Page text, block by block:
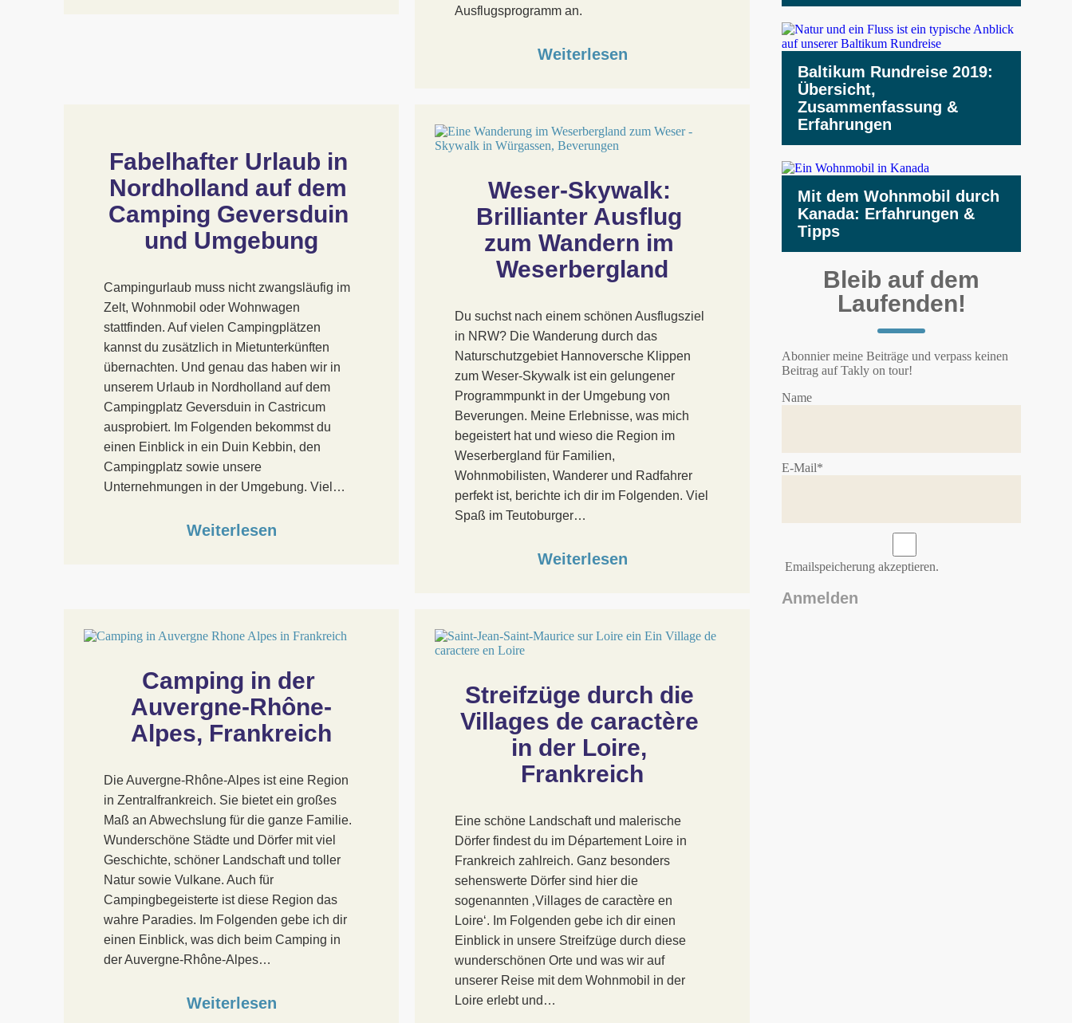
Ausflugsprogramm an.
Weiterlesen
Fabelhafter Urlaub in
Nordholland auf dem
Camping Geversduin
und Umgebung
Campingurlaub muss nicht zwangsläufig im
Zelt, Wohnmobil oder Wohnwagen
stattfinden. Auf vielen Campingplätzen
kannst du zusätzlich in Mietunterkünften
übernachten. Und genau das haben wir in
unserem Urlaub in Nordholland auf dem
Campingplatz Geversduin in Castricum
ausprobiert. Im Folgenden bekommst du
einen Einblick in ein Duin Kebbin, den
Campingplatz sowie unsere
Unternehmungen in der Umgebung. Viel…
Weiterlesen
Weser-Skywalk:
Brillianter Ausflug
zum Wandern im
Weserbergland
Du suchst nach einem schönen Ausflugsziel
in NRW? Die Wanderung durch das
Naturschutzgebiet Hannoversche Klippen
zum Weser-Skywalk ist ein gelungener
Programmpunkt in der Umgebung von
Beverungen. Meine Erlebnisse, was mich
begeistert hat und wieso die Region im
Weserbergland für Familien,
Wohnmobilisten, Wanderer und Radfahrer
perfekt ist, berichte ich dir im Folgenden. Viel
Spaß im Teutoburger…
Weiterlesen
Camping in der
Auvergne-Rhône-
Alpes, Frankreich
Die Auvergne-Rhône-Alpes ist eine Region
in Zentralfrankreich. Sie bietet ein großes
Maß an Abwechslung für die ganze Familie.
Wunderschöne Städte und Dörfer mit viel
Geschichte, schöner Landschaft und toller
Natur sowie Vulkane. Auch für
Campingbegeisterte ist diese Region das
wahre Paradies. Im Folgenden gebe ich dir
einen Einblick, was dich beim Camping in
der Auvergne-Rhône-Alpes…
Weiterlesen
Streifzüge durch die
Villages de caractère
in der Loire,
Frankreich
Eine schöne Landschaft und malerische
Dörfer findest du im Département Loire in
Frankreich zahlreich. Ganz besonders
sehenswerte Dörfer sind hier die
sogenannten ‚Villages de caractère en
Loire‘. Im Folgenden gebe ich dir einen
Einblick in unsere Streifzüge durch diese
wunderschönen Orte und was wir auf
unserer Reise mit dem Wohnmobil in der
Loire erlebt und…
Baltikum Rundreise 2019:
Übersicht,
Zusammenfassung &
Erfahrungen
Mit dem Wohnmobil durch
Kanada: Erfahrungen &
Tipps
Bleib auf dem
Laufenden!
Abonnier meine Beiträge und verpass keinen
Beitrag auf Takly on tour!
Name
E-Mail*
Emailspeicherung akzeptieren.